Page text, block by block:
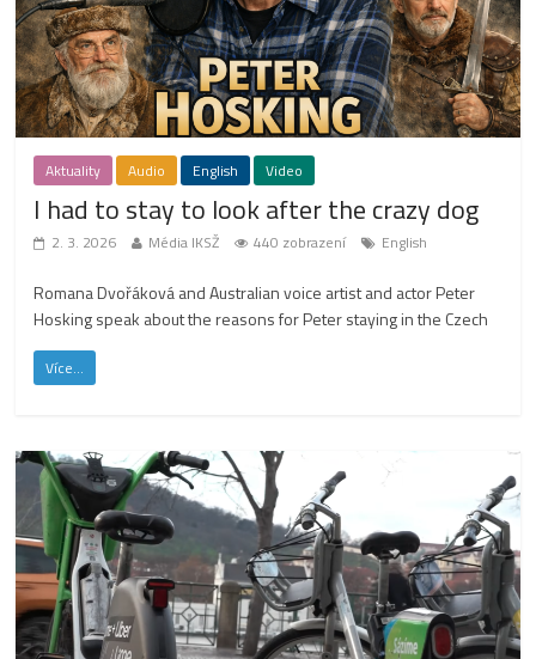
Aktuality Audio English Video
I had to stay to look after the crazy dog
2. 3. 2026 Média IKSŽ 440 zobrazení English
Romana Dvořáková and Australian voice artist and actor Peter
Hosking speak about the reasons for Peter staying in the Czech
Více...